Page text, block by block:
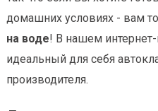
домашних условиях - вам
на воде! В нашем
идеальный для себя
производителя.